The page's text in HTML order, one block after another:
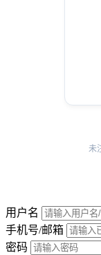
未
用户名
手机号/邮箱
密码